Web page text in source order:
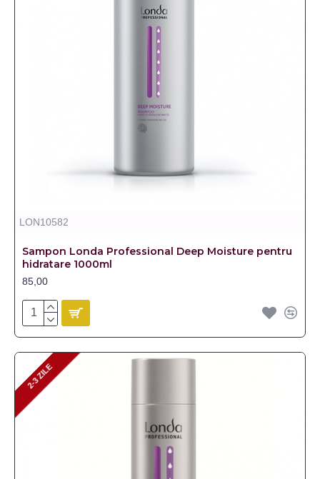
LON10582
Sampon Londa Professional Deep Moisture pentru
hidratare 1000ml
85,00
2-3 ZILE
2-3 ZILE